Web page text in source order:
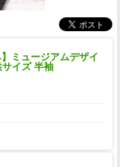
ミュージアムデザイ
イズ 半袖